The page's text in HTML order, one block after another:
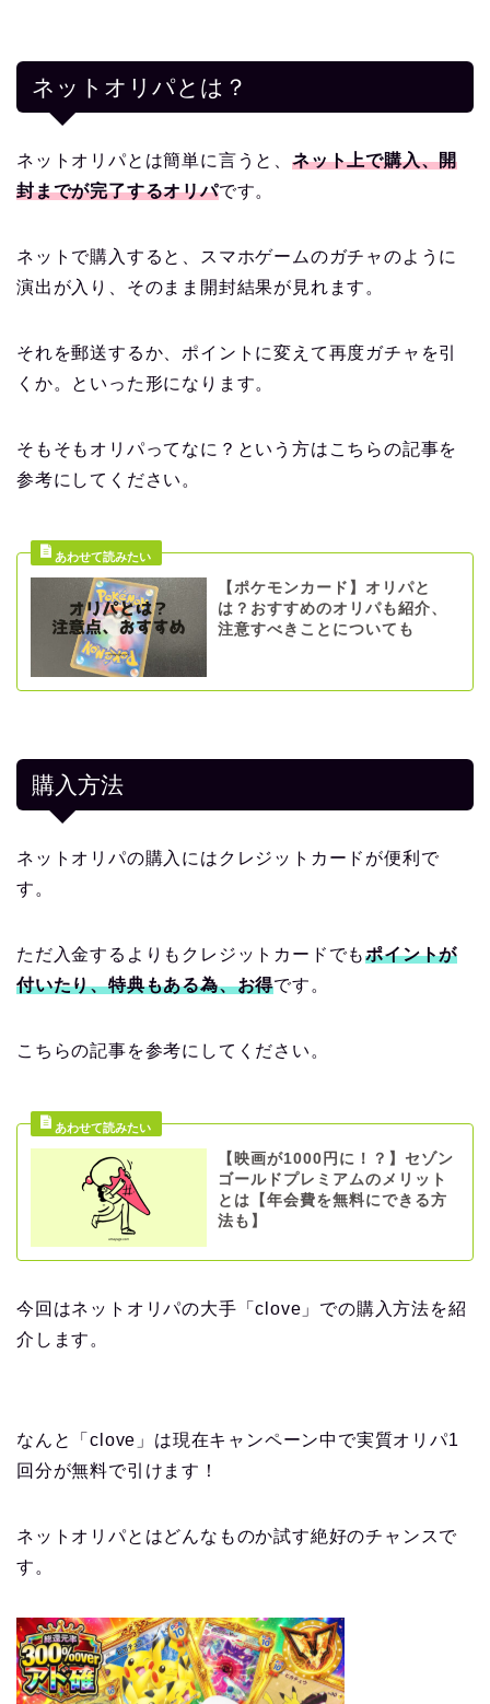
ネットオリパとは？
ネットオリパとは簡単に言うと、 ネット上で購入、開
封までが完了するオリパです。
ネットで購入すると、スマホゲームのガチャのように
演出が入り、そのまま開封結果が見れます。
それを郵送するか、ポイントに変えて再度ガチャを引
くか。といった形になります。
そもそもオリパってなに？という方はこちらの記事を
参考にしてください。
【ポケモンカード】オリパと
は？おすすめのオリパも紹介、
注意すべきことについても
購入方法
ネットオリパの購入にはクレジットカードが便利で
す。
ただ入金するよりもクレジットカードでもポイントが
付いたり、特典もある為、お得です。
こちらの記事を参考にしてください。
【映画が1000円に！？】セゾン
ゴールドプレミアムのメリット
とは【年会費を無料にできる方
法も】
今回はネットオリパの大手「clove」での購入方法を紹
介します。
なんと「clove」は現在キャンペーン中で実質オリパ1
回分が無料で引けます！
ネットオリパとはどんなものか試す絶好のチャンスで
す。